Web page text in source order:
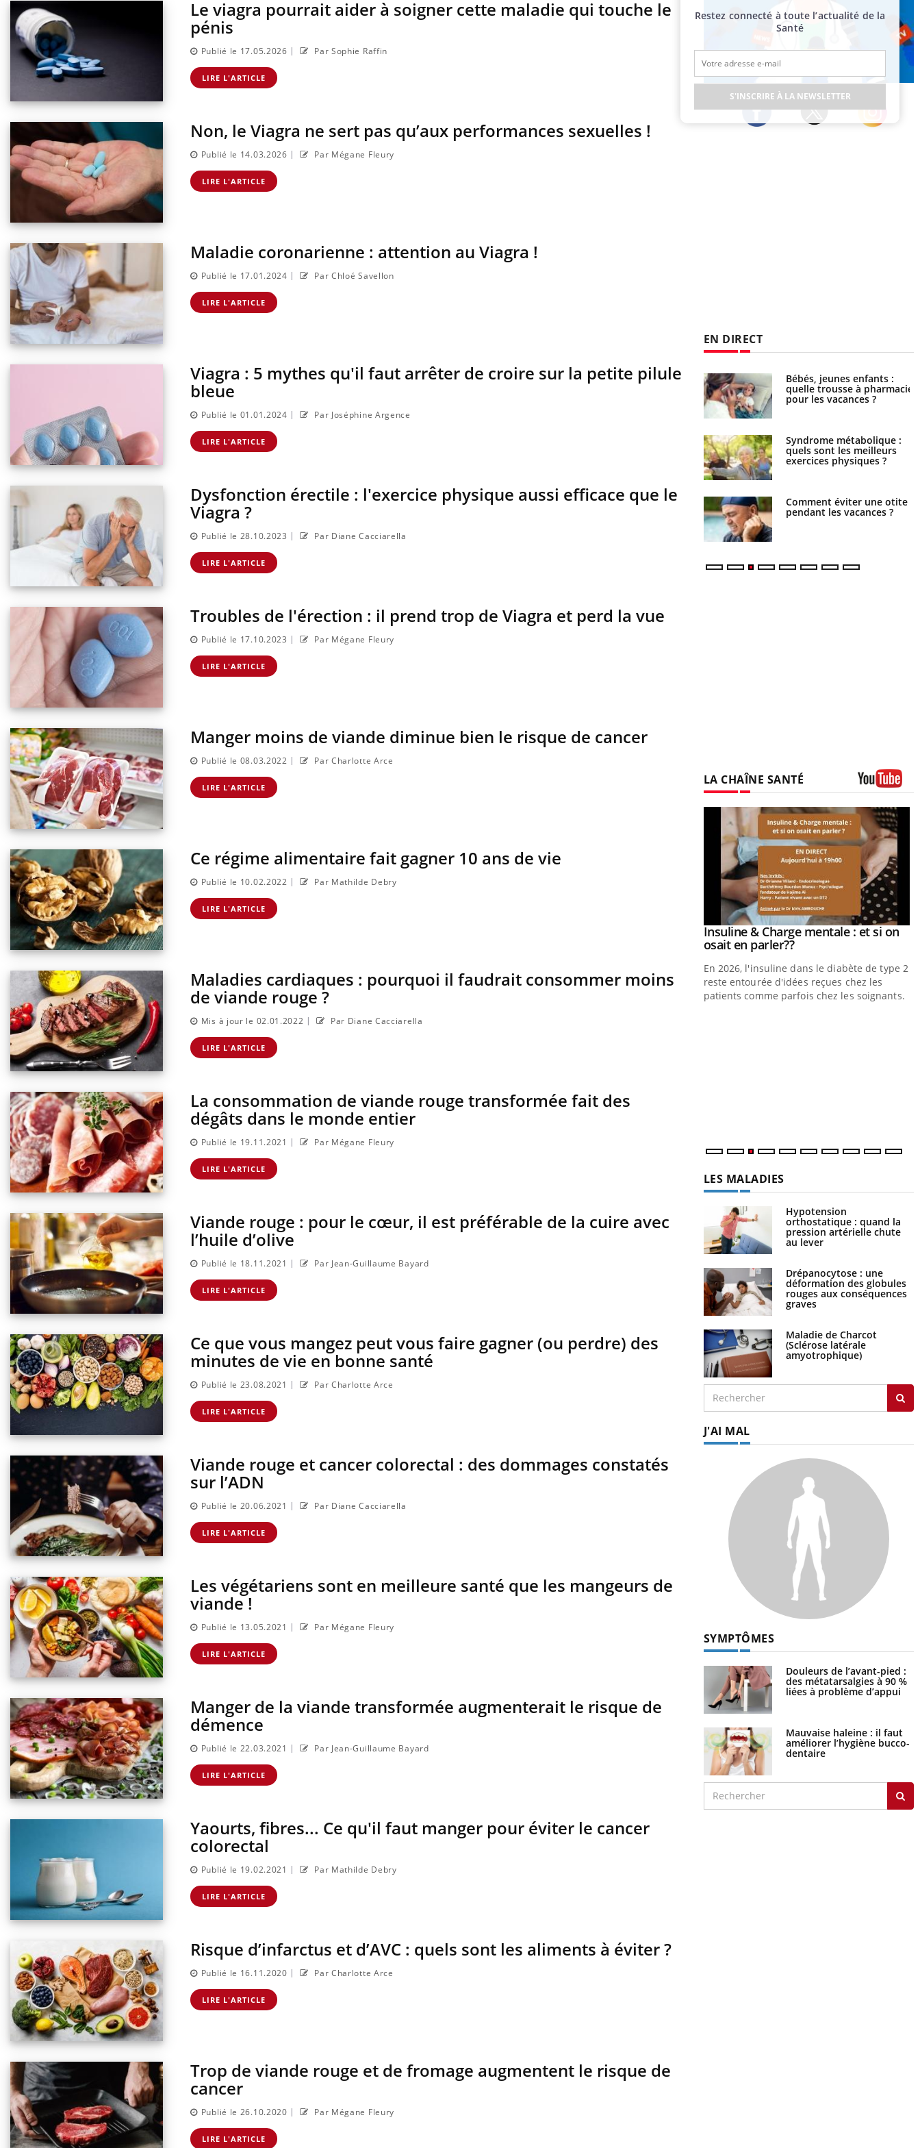
Le viagra pourrait aider à soigner cette maladie qui touche le
pénis
Publié le 17.05.2026 | Par Sophie Raffin
LIRE L'ARTICLE
Non, le Viagra ne sert pas qu’aux performances sexuelles !
Publié le 14.03.2026 | Par Mégane Fleury
LIRE L'ARTICLE
Maladie coronarienne : attention au Viagra !
Publié le 17.01.2024 | Par Chloé Savellon
LIRE L'ARTICLE
Viagra : 5 mythes qu'il faut arrêter de croire sur la petite pilule
bleue
Publié le 01.01.2024 | Par Joséphine Argence
LIRE L'ARTICLE
Dysfonction érectile : l'exercice physique aussi efficace que le
Viagra ?
Publié le 28.10.2023 | Par Diane Cacciarella
LIRE L'ARTICLE
Troubles de l'érection : il prend trop de Viagra et perd la vue
Publié le 17.10.2023 | Par Mégane Fleury
LIRE L'ARTICLE
Manger moins de viande diminue bien le risque de cancer
Publié le 08.03.2022 | Par Charlotte Arce
LIRE L'ARTICLE
Ce régime alimentaire fait gagner 10 ans de vie
Publié le 10.02.2022 | Par Mathilde Debry
LIRE L'ARTICLE
Maladies cardiaques : pourquoi il faudrait consommer moins
de viande rouge ?
Mis à jour le 02.01.2022 | Par Diane Cacciarella
LIRE L'ARTICLE
La consommation de viande rouge transformée fait des
dégâts dans le monde entier
Publié le 19.11.2021 | Par Mégane Fleury
LIRE L'ARTICLE
Viande rouge : pour le cœur, il est préférable de la cuire avec
l’huile d’olive
Publié le 18.11.2021 | Par Jean-Guillaume Bayard
LIRE L'ARTICLE
Ce que vous mangez peut vous faire gagner (ou perdre) des
minutes de vie en bonne santé
Publié le 23.08.2021 | Par Charlotte Arce
LIRE L'ARTICLE
Viande rouge et cancer colorectal : des dommages constatés
sur l’ADN
Publié le 20.06.2021 | Par Diane Cacciarella
LIRE L'ARTICLE
Les végétariens sont en meilleure santé que les mangeurs de
viande !
Publié le 13.05.2021 | Par Mégane Fleury
LIRE L'ARTICLE
Manger de la viande transformée augmenterait le risque de
démence
Publié le 22.03.2021 | Par Jean-Guillaume Bayard
LIRE L'ARTICLE
Yaourts, fibres... Ce qu'il faut manger pour éviter le cancer
colorectal
Publié le 19.02.2021 | Par Mathilde Debry
LIRE L'ARTICLE
Risque d’infarctus et d’AVC : quels sont les aliments à éviter ?
Publié le 16.11.2020 | Par Charlotte Arce
LIRE L'ARTICLE
Trop de viande rouge et de fromage augmentent le risque de
cancer
Publié le 26.10.2020 | Par Mégane Fleury
LIRE L'ARTICLE
EN DIRECT
Les crises d’angoisse
Et si les caries pouvaient
Éclipse solaire du 12 août :
Mon enfant est-il trop
Bébés, jeunes enfants :
quelle trousse à pharmacie
pour les vacances ?
Syndrome métabolique :
quels sont les meilleurs
exercices physiques ?
Comment éviter une otite
pendant les vacances ?
LA CHAÎNE SANTÉ
d'autres non ! D'un côté, poser des questions
sur la maladie d'un proche c'est montrer ...
Fatigue, irritabilité, brouillard mental ou
Youtube
Insuline & Charge mentale : et si on
osait en parler??Youtube
En 2026, l'insuline dans le diabète de type 2
reste entourée d'idées reçues chez les
patients comme parfois chez les soignants.
LES MALADIES
Hypotension
orthostatique : quand la
pression artérielle chute
au lever
Drépanocytose : une
déformation des globules
rouges aux conséquences
graves
Maladie de Charcot
(Sclérose latérale
amyotrophique)
J'AI MAL
SYMPTÔMES
Douleurs de l’avant-pied :
des métatarsalgies à 90 %
liées à problème d’appui
Mauvaise haleine : il faut
améliorer l’hygiène bucco-
dentaire
Restez connecté à toute l’actualité de la
Santé
S'INSCRIRE À LA NEWSLETTER